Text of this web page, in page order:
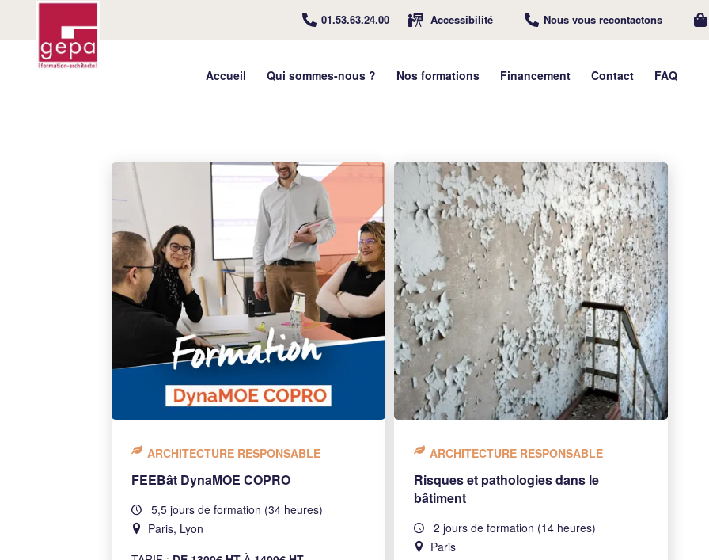
01.53.63.24.00 Accessibilité Nous vous recontactons
Accueil Qui sommes-nous ? Nos formations Financement Contact FAQ
ARCHITECTURE RESPONSABLE
FEEBât DynaMOE COPRO
5,5 jours de formation (34 heures)
Paris, Lyon
ARCHITECTURE RESPONSABLE
Risques et pathologies dans le
bâtiment
2 jours de formation (14 heures)
Paris